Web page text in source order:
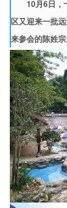
10月6日，十
区又迎来一批
来参会的陈姓宗